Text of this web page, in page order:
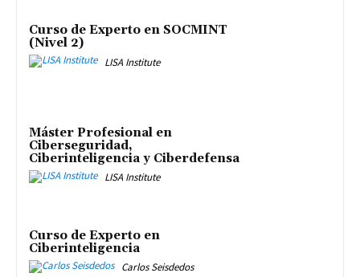
Curso de Experto en SOCMINT
(Nivel 2)
LISA Institute
Máster Profesional en
Ciberseguridad,
Ciberinteligencia y Ciberdefensa
LISA Institute
Curso de Experto en
Ciberinteligencia
Carlos Seisdedos